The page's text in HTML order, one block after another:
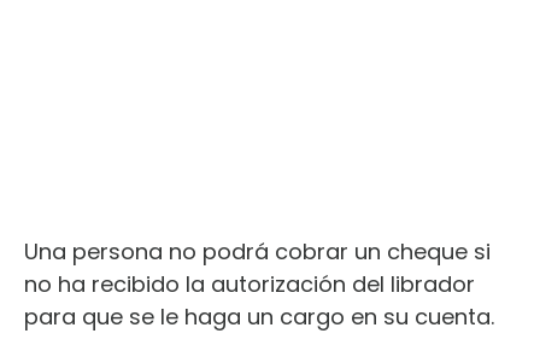
Una persona no podrá cobrar un cheque si
no ha recibido la autorización del librador
para que se le haga un cargo en su cuenta.